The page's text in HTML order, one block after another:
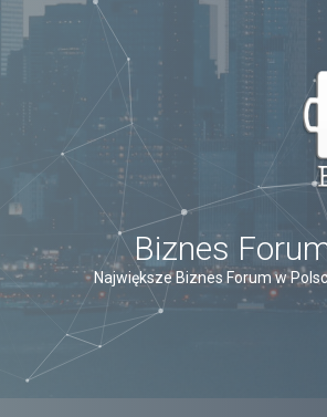
Biznes
Największe Biznes Forum w